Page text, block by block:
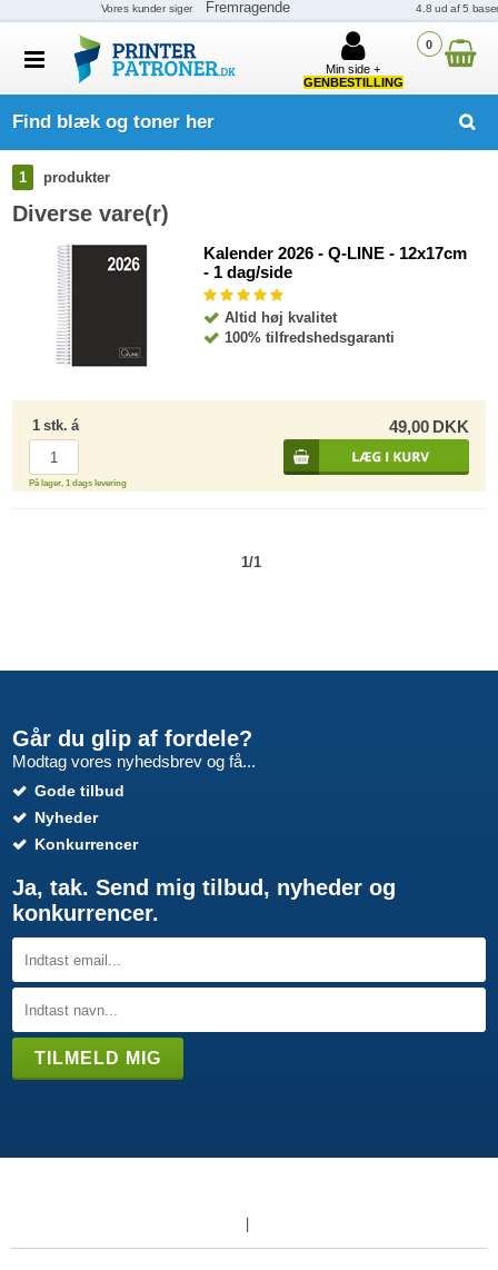
0
Min side +
GENBESTILLING
Find blæk og toner her
1 produkter
Diverse vare(r)
Kalender 2026 - Q-LINE - 12x17cm
- 1 dag/side
Altid høj kvalitet
100% tilfredshedsgaranti
1 stk. á 49,00 DKK
På lager, 1 dags levering
1/1
Går du glip af fordele?
Modtag vores nyhedsbrev og få...
Gode tilbud
Nyheder
Konkurrencer
Ja, tak. Send mig tilbud, nyheder og
konkurrencer.